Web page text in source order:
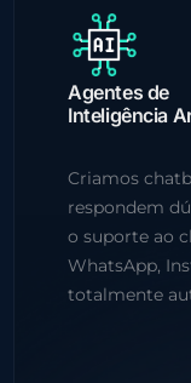
Agentes de
Inteligência
Criamos
respondem
o suporte ao
WhatsApp,
totalmente